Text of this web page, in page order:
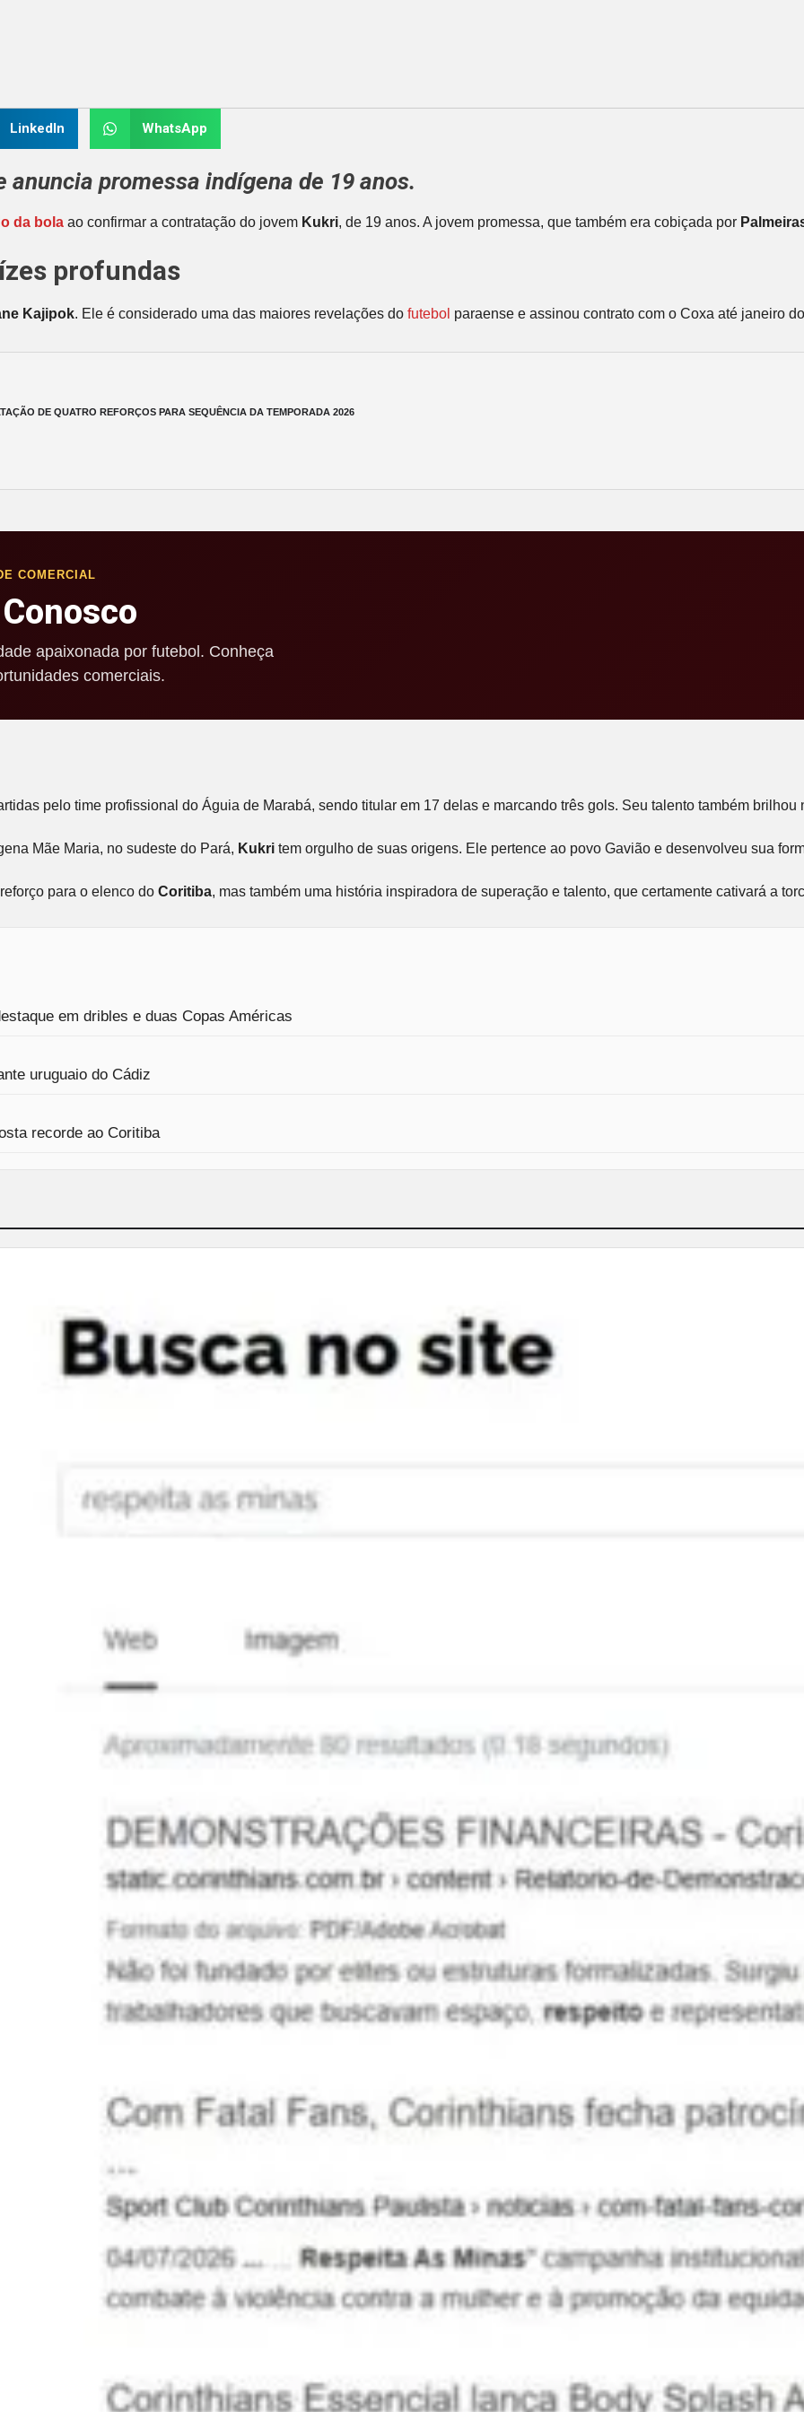
LinkedIn WhatsApp
promessa indígena de 19 anos.
da bola ao confirmar a contratação do jovem Kukri, de 19 anos. A jovem promessa, que também era cobiçada por
profundas
Kajipok. Ele é considerado uma das maiores revelações do futebol paraense e assinou contrato com o Coxa até janeiro
DE QUATRO REFORÇOS PARA SEQUÊNCIA DA TEMPORADA 2026
COMERCIAL
apaixonada por futebol. Conheça
comerciais.
pelo time profissional do Águia de Marabá, sendo titular em 17 delas e marcando três gols. Seu talento também
Mãe Maria, no sudeste do Pará, Kukri tem orgulho de suas origens. Ele pertence ao povo Gavião e desenvolveu sua
para o elenco do Coritiba, mas também uma história inspiradora de superação e talento, que certamente cativará a
em dribles e duas Copas Américas
uruguaio do Cádiz
recorde ao Coritiba